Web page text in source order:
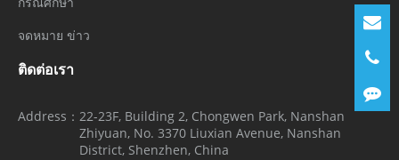
จดหมาย ข่าว
ติดต่อเรา
Address： 22-23F, Building 2, Chongwen Park, Nanshan
Zhiyuan, No. 3370 Liuxian Avenue, Nanshan
District, Shenzhen, China